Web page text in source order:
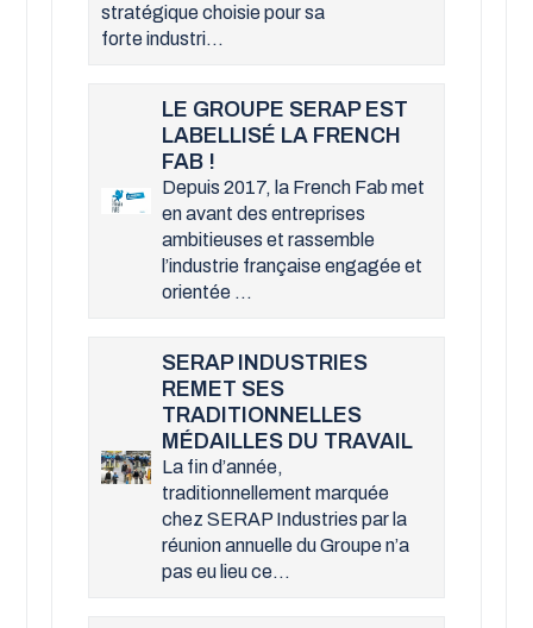
stratégique choisie pour sa
forte industri...
LE GROUPE SERAP EST
LABELLISÉ LA FRENCH
FAB !
Depuis 2017, la French Fab met
en avant des entreprises
ambitieuses et rassemble
l’industrie française engagée et
orientée ...
SERAP INDUSTRIES
REMET SES
TRADITIONNELLES
MÉDAILLES DU TRAVAIL
La fin d’année,
traditionnellement marquée
chez SERAP Industries par la
réunion annuelle du Groupe n’a
pas eu lieu ce...